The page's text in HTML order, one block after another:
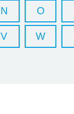
N O
V W